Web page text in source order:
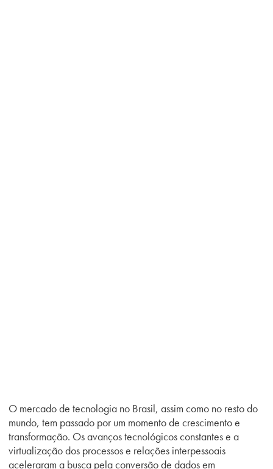
O mercado de tecnologia no Brasil, assim como no resto do
mundo, tem passado por um momento de crescimento e
transformação. Os avanços tecnológicos constantes e a
virtualização dos processos e relações interpessoais
aceleraram a busca pela conversão de dados em